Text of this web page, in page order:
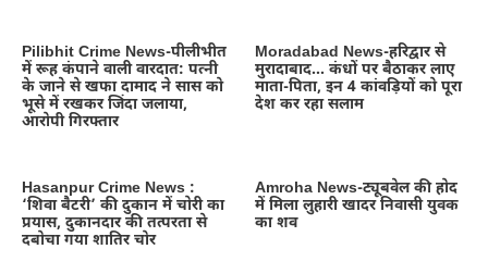
Pilibhit Crime News-पीलीभीत
में रूह कंपाने वाली वारदात: पत्नी
के जाने से खफा दामाद ने सास को
भूसे में रखकर जिंदा जलाया,
आरोपी गिरफ्तार
Moradabad News-हरिद्वार से
मुरादाबाद… कंधों पर बैठाकर लाए
माता-पिता, इन 4 कांवड़ियों को पूरा
देश कर रहा सलाम
Hasanpur Crime News :
‘शिवा बैटरी’ की दुकान में चोरी का
प्रयास, दुकानदार की तत्परता से
दबोचा गया शातिर चोर
Amroha News-ट्यूबवेल की होद
में मिला लुहारी खादर निवासी युवक
का शव